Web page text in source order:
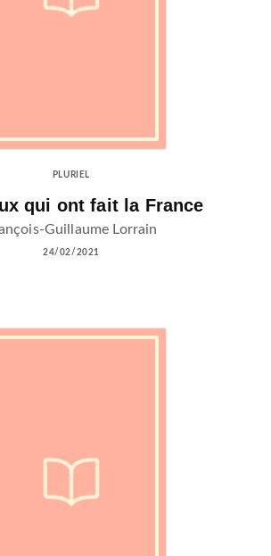
PLURIEL
qui ont fait la France
Guillaume Lorrain
24/02/2021